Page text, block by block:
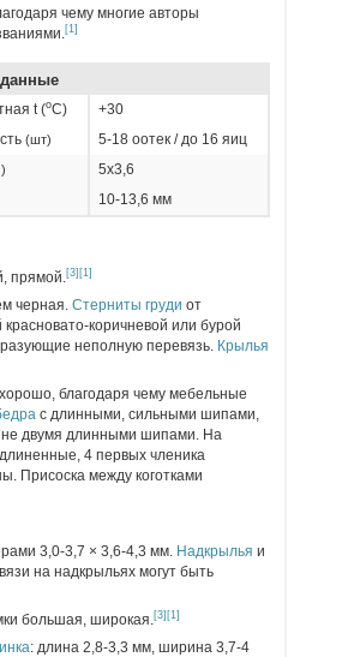
чему многие авторы
[1]
t (оC)
+30
(шт)
5-18 оотек / до 16 яиц
5х3,6
10-13,6 мм
прямой.[3] [1]
черная. Стерниты груди от
коричневой или бурой
неполную перевязь. Крылья
благодаря чему мебельные
с длинными, сильными шипами,
двумя длинными шипами. На
4 первых членика
Присоска между коготками
3,0-3,7 × 3,6-4,3 мм. Надкрылья и
на надкрыльях могут быть
большая, широкая.[3] [1]
: длина 2,8-3,3 мм, ширина 3,7-4